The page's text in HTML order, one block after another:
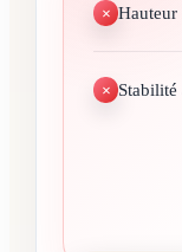
Hauteur